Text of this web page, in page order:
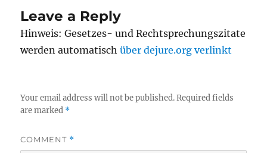
Leave a Reply
Hinweis: Gesetzes- und Rechtsprechungszitate
werden automatischüber dejure.org verlinkt
Your email address will not be published. Required fields
are marked *
COMMENT *